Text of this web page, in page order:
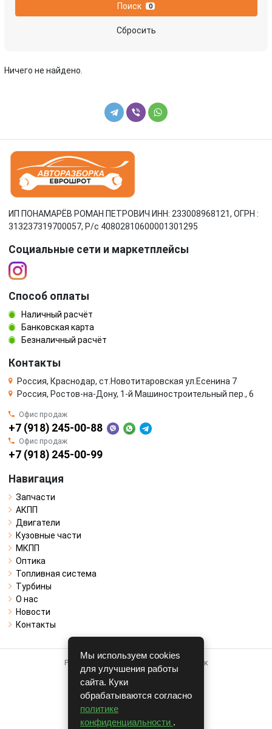
Поиск 0
Сбросить
Ничего не найдено.
ИП ПОНАМАРЁВ РОМАН ПЕТРОВИЧ ИНН: 233008968121, ОГРН :
313237319700057, Р/c 40802810600001301295
Социальные сети и маркетплейсы
Способ оплаты
Наличный расчёт
Банковская карта
Безналичный расчёт
Контакты
Россия, Краснодар, ст.Новотитаровская ул.Есенина 7
Россия, Ростов-на-Дону, 1-й Машиностроительный пер., 6
Офис продаж
+7 (918) 245-00-88
Офис продаж
+7 (918) 245-00-99
Навигация
Запчасти
АКПП
Двигатели
Кузовные части
МКПП
Оптика
Топливная система
Турбины
О нас
Новости
Контакты
Работает на системе для авторазборок
CARRO.БИЗНЕС
Полная версия
© COPYRIGHT 2026 г.
v1.1.24
Мы используем cookies
для улучшения работы
сайта. Куки
обрабатываются согласно
политике
конфиденциальности .